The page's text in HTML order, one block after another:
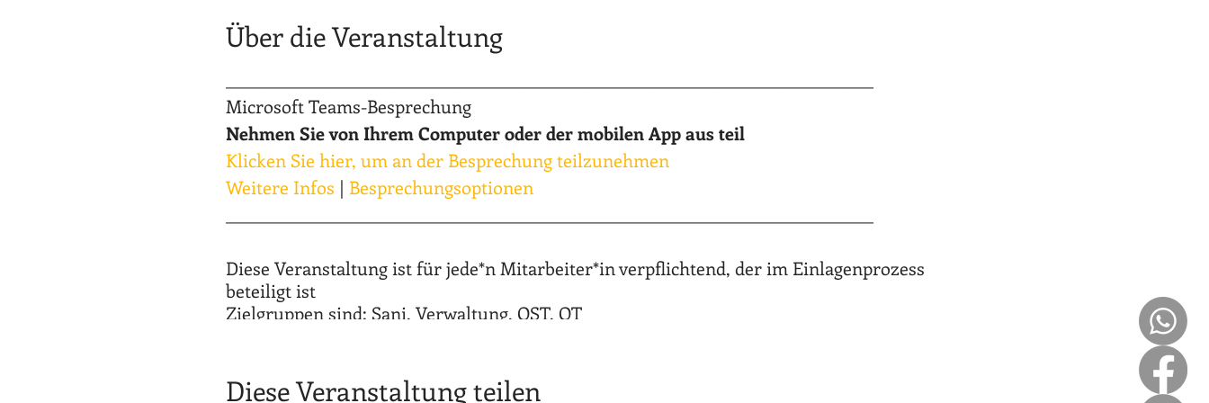
Über die Veranstaltung
Microsoft Teams-Besprechung
Nehmen Sie von Ihrem Computer oder der mobilen App aus teil
Klicken Sie hier, um an der Besprechung teilzunehmen
Weitere Infos | Besprechungsoptionen
Diese Veranstaltung ist für jede*n Mitarbeiter*in verpflichtend, der im Einlagenprozess
beteiligt ist
Zielgruppen sind: Sani, Verwaltung, OST, OT
Diese Veranstaltung teilen